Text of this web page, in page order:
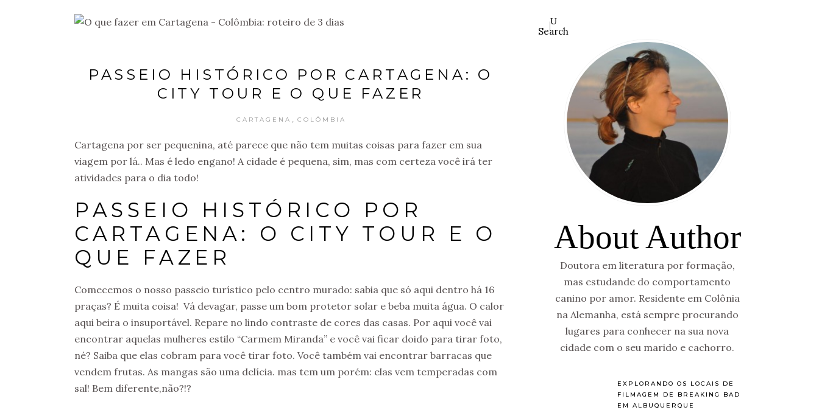
PASSEIO HISTÓRICO POR CARTAGENA: O
CITY TOUR E O QUE FAZER
CARTAGENA COLÔMBIA
Cartagena por ser pequenina, até parece que não tem muitas coisas para fazer em sua
viagem por lá.. Mas é ledo engano! A cidade é pequena, sim, mas com certeza você irá ter
atividades para o dia todo!
PASSEIO HISTÓRICO POR
CARTAGENA: O CITY TOUR E O
QUE FAZER
Comecemos o nosso passeio turístico pelo centro murado: sabia que só aqui dentro há 16
praças? É muita coisa! Vá devagar, passe um bom protetor solar e beba muita água. O calor
aqui beira o insuportável. Repare no lindo contraste de cores das casas. Por aqui você vai
encontrar aquelas mulheres estilo “Carmem Miranda” e você vai ficar doido para tirar foto,
né? Saiba que elas cobram para você tirar foto. Você também vai encontrar barracas que
vendem frutas. As mangas são uma delícia. mas tem um porém: elas vem temperadas com
sal! Bem diferente,não?!?
Search
About Author
Doutora em literatura por formação,
mas estudande do comportamento
canino por amor. Residente em Colônia
na Alemanha, está sempre procurando
lugares para conhecer na sua nova
cidade com o seu marido e cachorro.
EXPLORANDO OS LOCAIS DE
FILMAGEM DE BREAKING BAD
EM ALBUQUERQUE